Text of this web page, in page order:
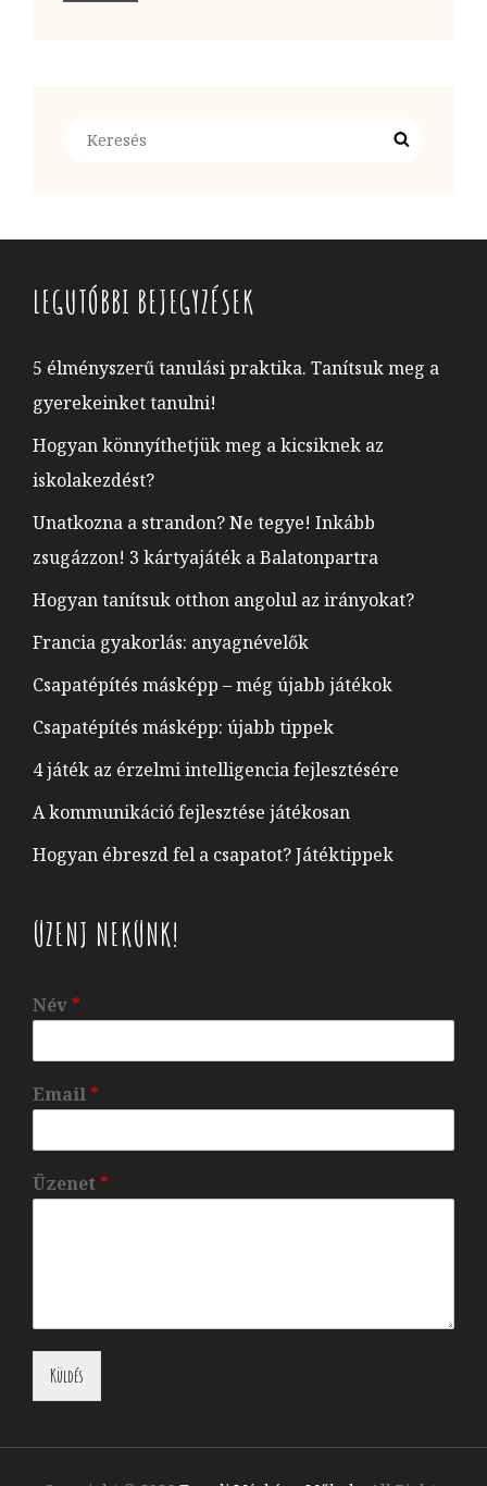
Search
LEGUTÓBBI BEJEGYZÉSEK
5 élményszerű tanulási praktika. Tanítsuk meg a
gyerekeinket tanulni!
Hogyan könnyíthetjük meg a kicsiknek az
iskolakezdést?
Unatkozna a strandon? Ne tegye! Inkább
zsugázzon! 3 kártyajáték a Balatonpartra
Hogyan tanítsuk otthon angolul az irányokat?
Francia gyakorlás: anyagnévelők
Csapatépítés másképp – még újabb játékok
Csapatépítés másképp: újabb tippek
4 játék az érzelmi intelligencia fejlesztésére
A kommunikáció fejlesztése játékosan
Hogyan ébreszd fel a csapatot? Játéktippek
ÜZENJ NEKÜNK!
Név *
Email *
Üzenet *
Küldés